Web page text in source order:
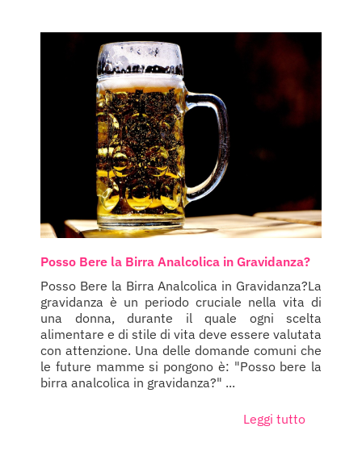
Posso Bere la Birra Analcolica in Gravidanza?
Posso Bere la Birra Analcolica in Gravidanza?La
gravidanza è un periodo cruciale nella vita di
una donna, durante il quale ogni scelta
alimentare e di stile di vita deve essere valutata
con attenzione. Una delle domande comuni che
le future mamme si pongono è: "Posso bere la
birra analcolica in gravidanza?" ...
Leggi tutto